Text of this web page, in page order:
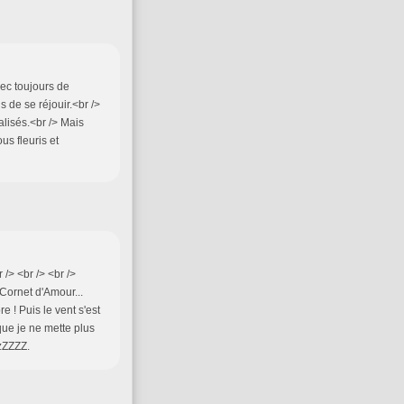
toujours de
de se réjouir.<br />
/> Mais
fleuris et
/> <br /> <br />
d'Amour...
! Puis le vent s'est
je ne mette plus